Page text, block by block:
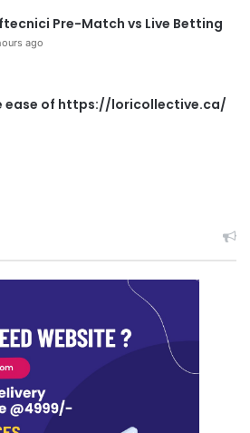
Pre-Match vs Live Betting
ago
ease of https://loricollective.ca/